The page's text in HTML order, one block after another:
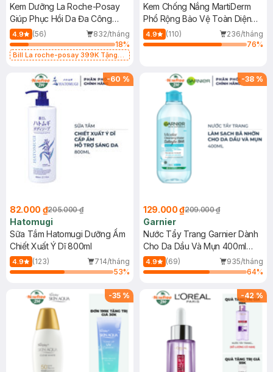
Kem Dưỡng La Roche-Posay
Giúp Phục Hồi Da Đa Công
Dụng 40ml
4.9 (56)
832/tháng
18%
Bill La roche-posay 399K Tặng
(SL có hạn)
Kem Chống Nắng MartiDerm
Phổ Rộng Bảo Vệ Toàn Diện
40ml
4.9 (110)
236/tháng
76%
-60 %
82.000 ₫205.000 ₫
Hatomugi
Sữa Tắm Hatomugi Dưỡng Ẩm
Chiết Xuất Ý Dĩ 800ml
4.9 (123)
714/tháng
53%
-38 %
129.000 ₫209.000 ₫
Garnier
Nước Tẩy Trang Garnier Dành
Cho Da Dầu Và Mụn 400ml
(Mới)
4.9 (69)
935/tháng
64%
-35 % -42 %